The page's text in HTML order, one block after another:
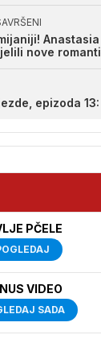
nove
epizoda
PČELE
VIDEO
SADA